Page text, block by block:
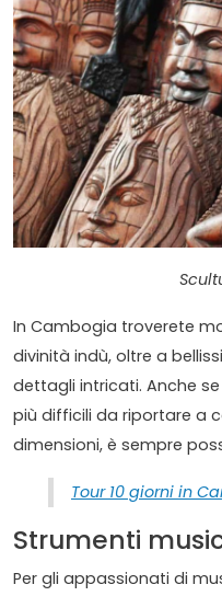
In Cambogia troverete
divinità indù, oltre a
dettagli intricati. Anche
più difficili da riportare a
dimensioni, è sempre
Tour 10 giorni in
Strumenti
Per gli appassionati di